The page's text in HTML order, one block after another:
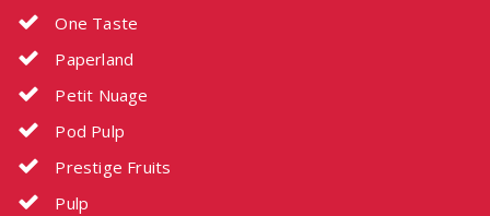
One Taste
Paperland
Petit Nuage
Pod Pulp
Prestige Fruits
Pulp